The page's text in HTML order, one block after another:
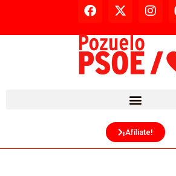
¡Afíliate!